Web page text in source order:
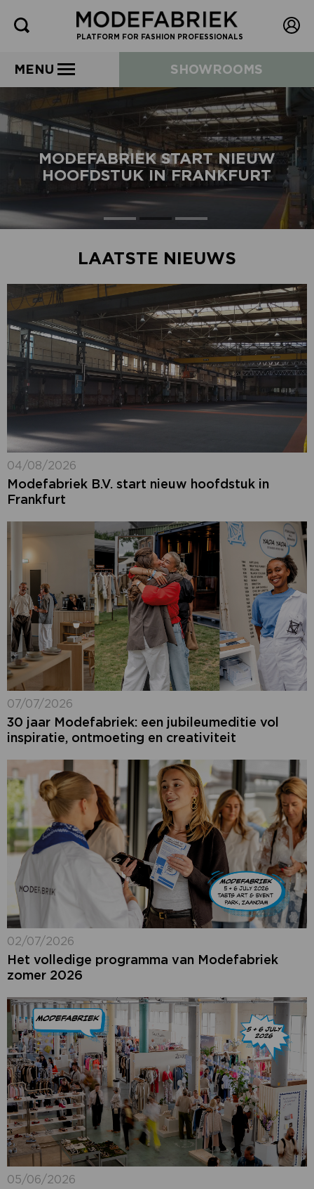
PLATFORM FOR FASHION PROFESSIONALS
MENU SHOWROOMS
MODEFABRIEK START NIEUW
HOOFDSTUK IN FRANKFURT
LAATSTE NIEUWS
04/08/2026
Modefabriek B.V. start nieuw hoofdstuk in
Frankfurt
07/07/2026
30 jaar Modefabriek: een jubileumeditie vol
inspiratie, ontmoeting en creativiteit
02/07/2026
Het volledige programma van Modefabriek
zomer 2026
05/06/2026